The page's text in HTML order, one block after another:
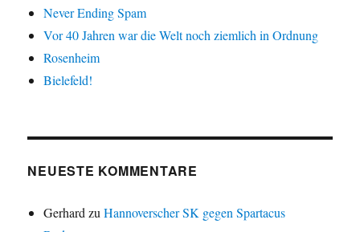
Never Ending Spam
Vor 40 Jahren war die Welt noch ziemlich in Ordnung
Rosenheim
Bielefeld!
NEUESTE KOMMENTARE
Gerhard zuHannoverscher SK gegen Spartacus